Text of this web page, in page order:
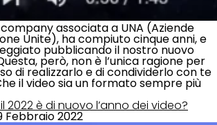
company associata a UNA (Aziende
Unite), ha compiuto cinque anni, e
pubblicando il nostro nuovo
però, non è l’unica ragione per
di realizzarlo e di condividerlo con te
il video sia un formato sempre più
2022 è di nuovo l’anno dei video?
Febbraio 2022